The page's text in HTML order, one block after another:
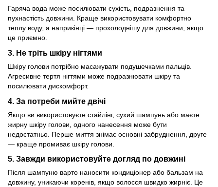
Гаряча вода може посилювати сухість, подразнення та
пухнастість довжини. Краще використовувати комфортно
теплу воду, а наприкінці — прохолоднішу для довжини, якщо
це приємно.
3. Не тріть шкіру нігтями
Шкіру голови потрібно масажувати подушечками пальців.
Агресивне тертя нігтями може подразнювати шкіру та
посилювати дискомфорт.
4. За потреби мийте двічі
Якщо ви використовуєте стайлінг, сухий шампунь або маєте
жирну шкіру голови, одного нанесення може бути
недостатньо. Перше миття знімає основні забруднення, друге
— краще промиває шкіру голови.
5. Завжди використовуйте догляд по довжині
Після шампуню варто наносити кондиціонер або бальзам на
довжину, уникаючи коренів, якщо волосся швидко жирніє. Це